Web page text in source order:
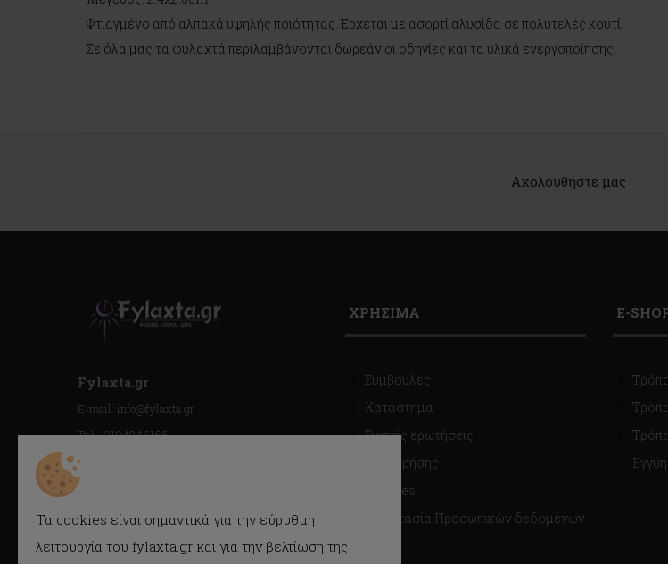
Φτιαγμένο από αλπακά υψηλής ποιότητας. Έρχεται με ασορτί αλυσίδα σε πολυτελές κουτί.
Σε όλα μας τα φυλαχτά περιλαμβάνονται δωρεάν οι οδηγίες και τα υλικά ενεργοποίησης.
Ακολουθήστε μας
Fylaxta.gr
E-mail: info@fylaxta.gr
Τηλ.: 2104946166
Τηλ./Fax: 2104941483
Κρέμου 116, Καλλιθέα, Αθήνα
ΓΕΜΗ : 056925409000
ΧΡΗΣΙΜΑ
Συμβουλές
Κατάστημα
Συχνές ερωτήσεις
Όροι χρήσης
Cookies
Προστασία Προσωπικών δεδομένων
E-
Τα cookies είναι σημαντικά για την εύρυθμη
λειτουργία του fylaxta.gr και για την βελτίωση της